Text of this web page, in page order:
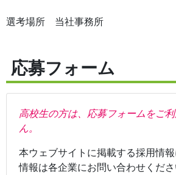
選考場所 当社事務所
応募フォーム
高校生の方は、応募フォームをご
ん。
本ウェブサイトに掲載する採用情
情報は各企業にお問い合わせくださ